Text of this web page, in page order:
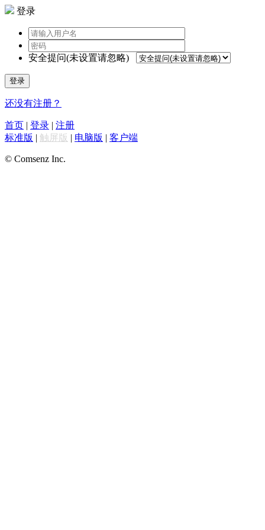
登录
安全提问(未设置请忽略)
登录
还没有注册？
首页 | 登录 | 注册
标准版 | 触屏版 | 电脑版 | 客户端
© Comsenz Inc.